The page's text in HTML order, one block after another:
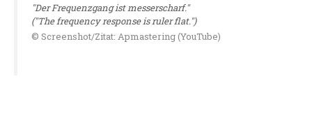
"Der Frequenzgang ist messerscharf."
("The frequency response is ruler flat.")
© Screenshot/Zitat: Apmastering (YouTube)